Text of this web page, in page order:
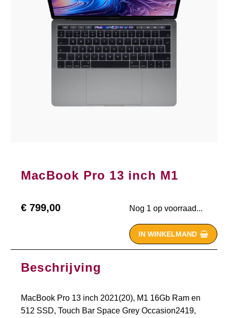
MacBook Pro 13 inch M1
€ 799,00 Nog 1 op voorraad...
IN WINKELMAND 
Beschrijving
MacBook Pro 13 inch 2021(20), M1 16Gb Ram en
512 SSD, Touch Bar Space Grey Occasion2419,